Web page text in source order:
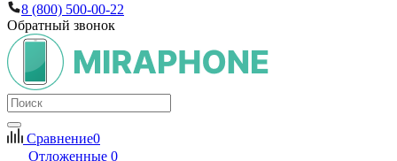
8 (800) 500-00-22
Обратный звонок
Сравнение0
Отложенные 0